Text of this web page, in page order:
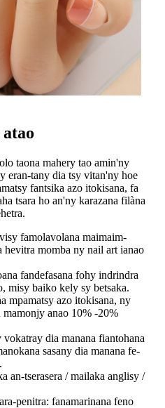
taona mahery tao amin'ny
eran-tany dia tsy vitan'ny hoe
fantsika azo itokisana, fa
tsara ho an'ny karazana filàna
famolavolana maimaim-
hevitra momba ny nail art ianao
fandefasana fohy indrindra
misy baiko kely sy betsaka.
mpamatsy azo itokisana, ny
anao 10% -20%
dia manana fiantohana
sasany dia manana fe-
an-tserasera / mailaka anglisy /
penitra: fanamarinana feno